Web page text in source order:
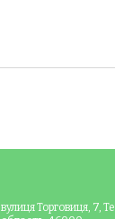
вулиця Торговиця, 7,